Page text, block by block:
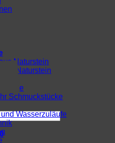
0
Naturstein
Naturstein
Schmuckstücke
Wasserzuläufe